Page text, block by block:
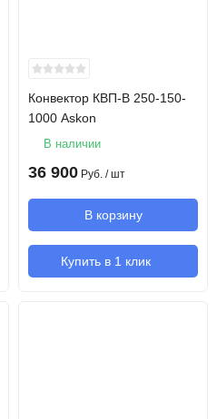
Конвектор КВП-В 250-150-
1000 Askon
В наличии
36 900 Руб. / шт
В корзину
Купить в 1 клик